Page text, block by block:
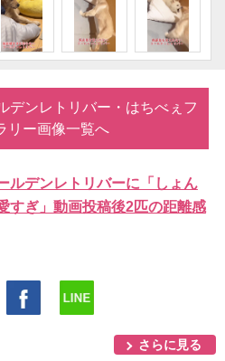
デンレトリバー・はちべぇフ
リー画像一覧へ
ルデンレトリバーに「しょん
すぎ」動画投稿後2匹の距離感
さらに見る